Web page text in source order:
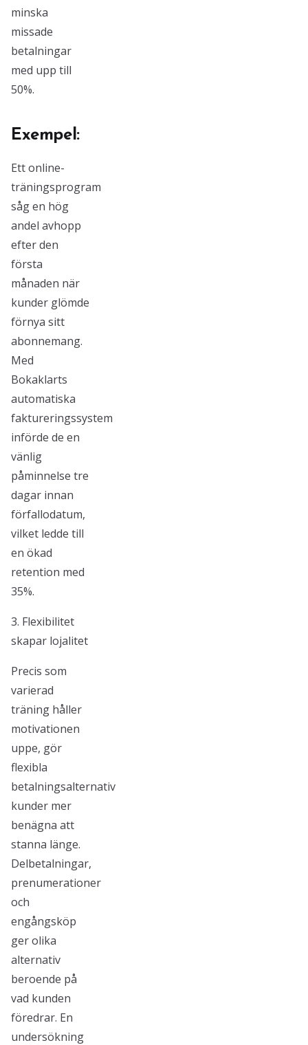
minska
missade
betalningar
med upp till
50%.
Exempel:
Ett online-
träningsprogram
såg en hög
andel avhopp
efter den
första
månaden när
kunder glömde
förnya sitt
abonnemang.
Med
Bokaklarts
automatiska
faktureringssystem
införde de en
vänlig
påminnelse tre
dagar innan
förfallodatum,
vilket ledde till
en ökad
retention med
35%.
3. Flexibilitet
skapar lojalitet
Precis som
varierad
träning håller
motivationen
uppe, gör
flexibla
betalningsalternativ
kunder mer
benägna att
stanna länge.
Delbetalningar,
prenumerationer
och
engångsköp
ger olika
alternativ
beroende på
vad kunden
föredrar. En
undersökning